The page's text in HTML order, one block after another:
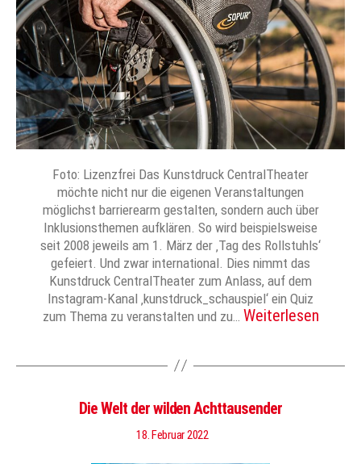
Foto: Lizenzfrei Das Kunstdruck CentralTheater
möchte nicht nur die eigenen Veranstaltungen
möglichst barrierearm gestalten, sondern auch über
Inklusionsthemen aufklären. So wird beispielsweise
seit 2008 jeweils am 1. März der ‚Tag des Rollstuhls‘
gefeiert. Und zwar international. Dies nimmt das
Kunstdruck CentralTheater zum Anlass, auf dem
Instagram-Kanal ‚kunstdruck_schauspiel‘ ein Quiz
zum Thema zu veranstalten und zu… Weiterlesen
Die Welt der wilden Achttausender
18. Februar 2022